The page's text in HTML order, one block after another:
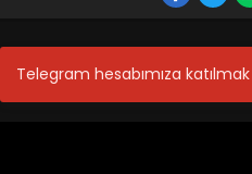
Telegram hesabımıza